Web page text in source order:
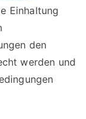
Einhaltung
den
werden und